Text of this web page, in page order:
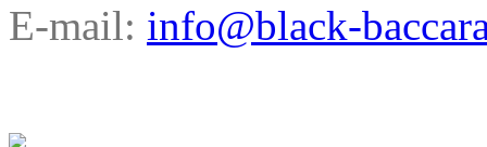
E-mail: info@black-